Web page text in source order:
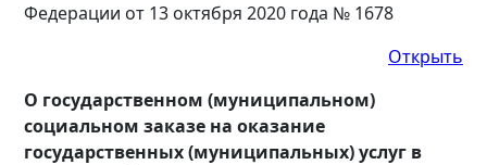
Федерации от 13 октября 2020 года № 1678
Открыть
О государственном (муниципальном)
социальном заказе на оказание
государственных (муниципальных) услуг в